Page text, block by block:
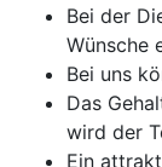
Bei der
Wünsche
Bei uns
Das
wird der
Ein